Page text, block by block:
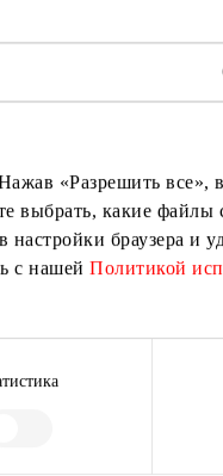
«Разрешить все»,
выбрать, какие файлы
настройки браузера и
с нашейПолитикой